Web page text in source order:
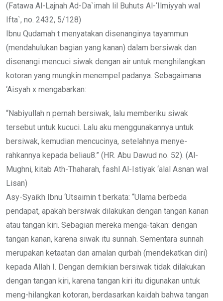
(Fatawa Al-Lajnah Ad-Da`imah lil Buhuts Al-‘Ilmiyyah wal
Ifta`, no. 2432, 5/128)
Ibnu Qudamah t menyatakan disenanginya tayammun
(mendahulukan bagian yang kanan) dalam bersiwak dan
disenangi mencuci siwak dengan air untuk menghilangkan
kotoran yang mungkin menempel padanya. Sebagaimana
‘Aisyah x mengabarkan:
“Nabiyullah n pernah bersiwak, lalu memberiku siwak
tersebut untuk kucuci. Lalu aku menggunakannya untuk
bersiwak, kemudian mencucinya, setelahnya menye-
rahkannya kepada beliau8.” (HR. Abu Dawud no. 52). (Al-
Mughni, kitab Ath-Thaharah, fashl Al-Istiyak ‘alal Asnan wal
Lisan)
Asy-Syaikh Ibnu ‘Utsaimin t berkata: “Ulama berbeda
pendapat, apakah bersiwak dilakukan dengan tangan kanan
atau tangan kiri. Sebagian mereka menga-takan: dengan
tangan kanan, karena siwak itu sunnah. Sementara sunnah
merupakan ketaatan dan amalan qurbah (mendekatkan diri)
kepada Allah I. Dengan demikian bersiwak tidak dilakukan
dengan tangan kiri, karena tangan kiri itu digunakan untuk
meng-hilangkan kotoran, berdasarkan kaidah bahwa tangan